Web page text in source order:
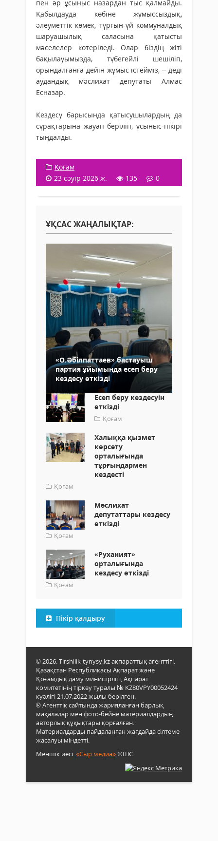
пен әр ұсыныс назардан тыс қалмайды.
Қабылдауда көбіне жұмыссыздық,
әлеуметтік көмек, тұрғын-үй коммуналдық
шаруашылық саласына қатысты
мәселелер көтеріледі. Олар біздің жіті
бақылауымызда, түбегейлі шешіліп,
орындалғанға дейін жұмыс істейміз, – деді
аудандық мәслихат депутаты Алмас
Есназар.
Кездесу барысында қатысушылардың да
сұрақтарына жауап беріліп, ұсыныс-пікірі
тыңдалды.
Қоғам
23 сәуір 2026 ж.
135 0
ҰҚСАС ЖАҢАЛЫҚТАР:
«О.Әбілпаттаев» бастауыш
партия ұйымында есеп беру
кездесу өткізді
Есеп беру кездесуін
өткізді
Қоғам
Халыққа қызмет
көрсету
орталығында
тұрғындармен
кездесті
Қоғам
Мәслихат
депутаттары кездесу
өткізді
Қоғам
«Руханият»
орталығында
кездесу өткізді
Қоғам
Пікір қалдыру
© 2026. Tirshilik-tynysy.kz ақпараттық агенттігі.
Қазақстан Республикасы Ақпарат және
Қоғамдық даму министрлігі, Ақпарат
комитетінің тіркеу туралы № KZ80VPY00052424
куәлігі 21.07.2022 жылы берілген.
® Агенттік сайтында жарияланған барлық
мақалалар мен фото-бейне материалдардың
авторлық құқықтары қорғалған.
Материалдарды пайдаланған жағдайда сілтеме
жасалуы міндетті.
Меншік иесі:«Сыр медиа»ЖШС.